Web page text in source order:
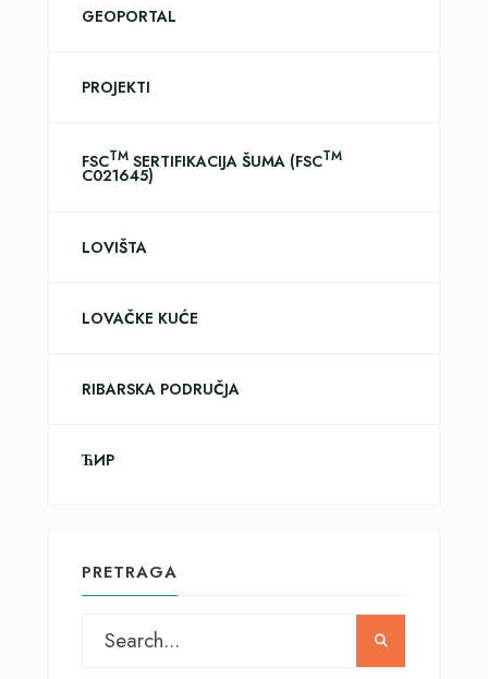
GEOPORTAL
PROJEKTI
FSCTM SERTIFIKACIJA ŠUMA (FSCTM
C021645)
LOVIŠTA
LOVAČKE KUĆE
RIBARSKA PODRUČJA
ЋИР
PRETRAGA